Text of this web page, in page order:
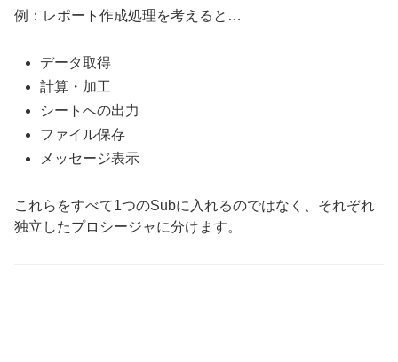
例：レポート作成処理を考えると…
データ取得
計算・加工
シートへの出力
ファイル保存
メッセージ表示
これらをすべて1つのSubに入れるのではなく、それぞれ
独立したプロシージャに分けます。